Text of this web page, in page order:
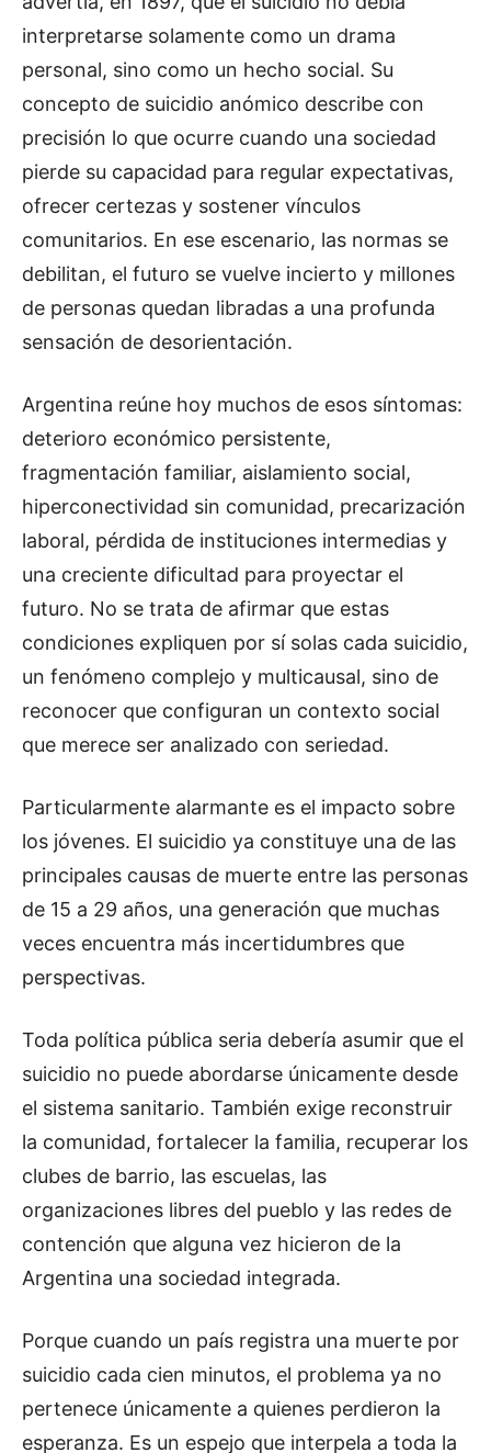
interpretarse solamente como un drama
personal, sino como un hecho social. Su
concepto de suicidio anómico describe con
precisión lo que ocurre cuando una sociedad
pierde su capacidad para regular expectativas,
ofrecer certezas y sostener vínculos
comunitarios. En ese escenario, las normas se
debilitan, el futuro se vuelve incierto y millones
de personas quedan libradas a una profunda
sensación de desorientación.
Argentina reúne hoy muchos de esos síntomas:
deterioro económico persistente,
fragmentación familiar, aislamiento social,
hiperconectividad sin comunidad, precarización
laboral, pérdida de instituciones intermedias y
una creciente dificultad para proyectar el
futuro. No se trata de afirmar que estas
condiciones expliquen por sí solas cada suicidio,
un fenómeno complejo y multicausal, sino de
reconocer que configuran un contexto social
que merece ser analizado con seriedad.
Particularmente alarmante es el impacto sobre
los jóvenes. El suicidio ya constituye una de las
principales causas de muerte entre las personas
de 15 a 29 años, una generación que muchas
veces encuentra más incertidumbres que
perspectivas.
Toda política pública seria debería asumir que el
suicidio no puede abordarse únicamente desde
el sistema sanitario. También exige reconstruir
la comunidad, fortalecer la familia, recuperar los
clubes de barrio, las escuelas, las
organizaciones libres del pueblo y las redes de
contención que alguna vez hicieron de la
Argentina una sociedad integrada.
Porque cuando un país registra una muerte por
suicidio cada cien minutos, el problema ya no
pertenece únicamente a quienes perdieron la
esperanza. Es un espejo que interpela a toda la